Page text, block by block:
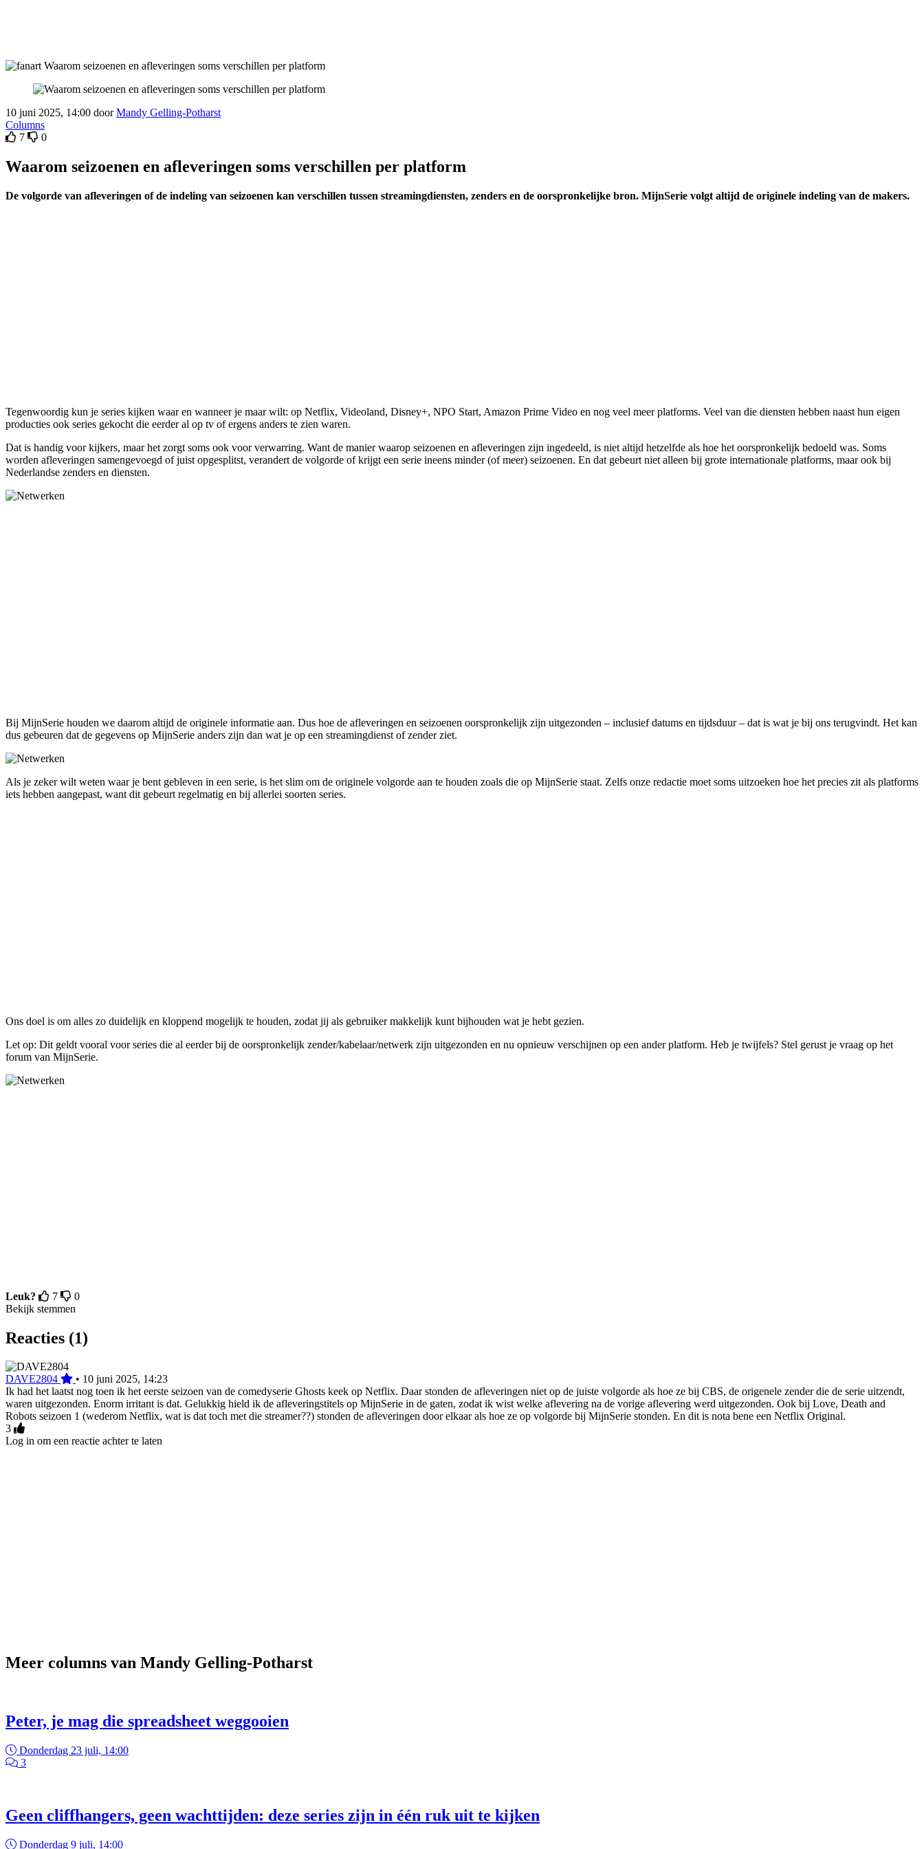
10 juni 2025, 14:00 doorMandy Gelling-Potharst
Columns
7
0
Waarom seizoenen en afleveringen soms verschillen per platform
De volgorde van afleveringen of de indeling van seizoenen kan verschillen tussen streamingdiensten, zenders en de oorspronkelijke bron. MijnSerie volgt altijd de originele indeling van de makers.
Tegenwoordig kun je series kijken waar en wanneer je maar wilt: op Netflix, Videoland, Disney+, NPO Start, Amazon Prime Video en nog veel meer platforms. Veel van die diensten hebben naast hun eigen
producties ook series gekocht die eerder al op tv of ergens anders te zien waren.
Dat is handig voor kijkers, maar het zorgt soms ook voor verwarring. Want de manier waarop seizoenen en afleveringen zijn ingedeeld, is niet altijd hetzelfde als hoe het oorspronkelijk bedoeld was. Soms
worden afleveringen samengevoegd of juist opgesplitst, verandert de volgorde of krijgt een serie ineens minder (of meer) seizoenen. En dat gebeurt niet alleen bij grote internationale platforms, maar ook bij
Nederlandse zenders en diensten.
Bij MijnSerie houden we daarom altijd de originele informatie aan. Dus hoe de afleveringen en seizoenen oorspronkelijk zijn uitgezonden – inclusief datums en tijdsduur – dat is wat je bij ons terugvindt. Het kan
dus gebeuren dat de gegevens op MijnSerie anders zijn dan wat je op een streamingdienst of zender ziet.
Als je zeker wilt weten waar je bent gebleven in een serie, is het slim om de originele volgorde aan te houden zoals die op MijnSerie staat. Zelfs onze redactie moet soms uitzoeken hoe het precies zit als platforms
iets hebben aangepast, want dit gebeurt regelmatig en bij allerlei soorten series.
Ons doel is om alles zo duidelijk en kloppend mogelijk te houden, zodat jij als gebruiker makkelijk kunt bijhouden wat je hebt gezien.
Let op: Dit geldt vooral voor series die al eerder bij de oorspronkelijk zender/kabelaar/netwerk zijn uitgezonden en nu opnieuw verschijnen op een ander platform. Heb je twijfels? Stel gerust je vraag op het
forum van MijnSerie.
Leuk? 7
0
Bekijk stemmen
Reacties (1)
DAVE2804 • 10 juni 2025, 14:23
Ik had het laatst nog toen ik het eerste seizoen van de comedyserie Ghosts keek op Netflix. Daar stonden de afleveringen niet op de juiste volgorde als hoe ze bij CBS, de origenele zender die de serie uitzendt,
waren uitgezonden. Enorm irritant is dat. Gelukkig hield ik de afleveringstitels op MijnSerie in de gaten, zodat ik wist welke aflevering na de vorige aflevering werd uitgezonden. Ook bij Love, Death and
Robots seizoen 1 (wederom Netflix, wat is dat toch met die streamer??) stonden de afleveringen door elkaar als hoe ze op volgorde bij MijnSerie stonden. En dit is nota bene een Netflix Original.
3
Log in om een reactie achter te laten
Meer columns van Mandy Gelling-Potharst
Peter, je mag die spreadsheet weggooien
Donderdag 23 juli, 14:00
3
Geen cliffhangers, geen wachttijden: deze series zijn in één ruk uit te kijken
Donderdag 9 juli, 14:00